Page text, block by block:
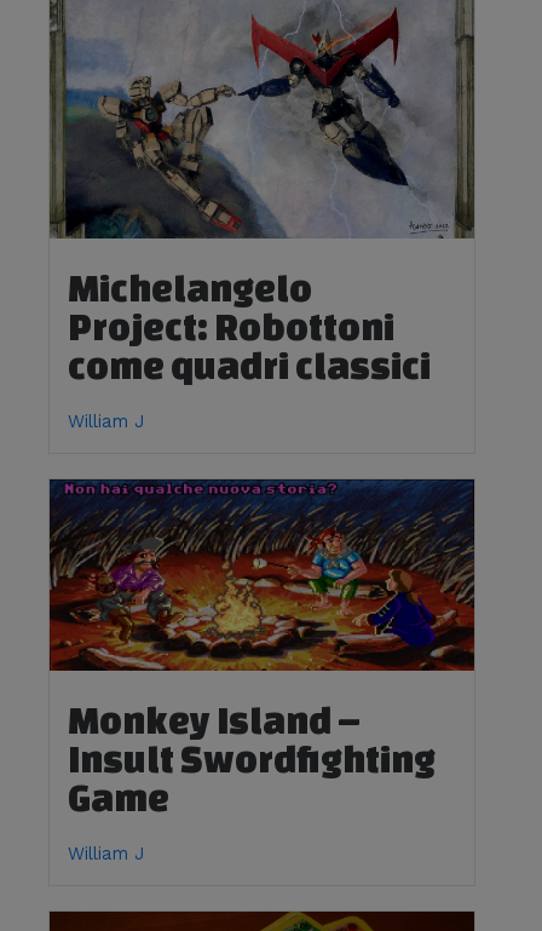
Michelangelo
Project: Robottoni
come quadri classici
William J
Monkey Island –
Insult Swordfighting
Game
William J